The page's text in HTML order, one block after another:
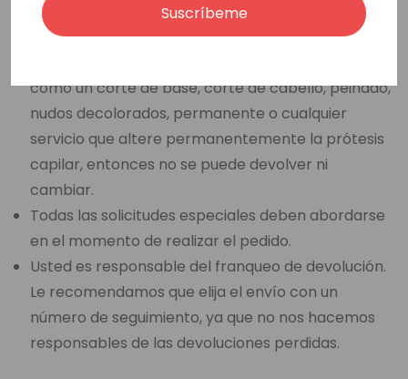
artículo devuelto no está en su estado y embalaje
originales.
como un corte de base, corte de cabello, peinado,
nudos decolorados, permanente o cualquier
servicio que altere permanentemente la prótesis
capilar, entonces no se puede devolver ni
cambiar.
Todas las solicitudes especiales deben abordarse
en el momento de realizar el pedido.
Usted es responsable del franqueo de devolución.
Le recomendamos que elija el envío con un
número de seguimiento, ya que no nos hacemos
responsables de las devoluciones perdidas.
Suscríbeme